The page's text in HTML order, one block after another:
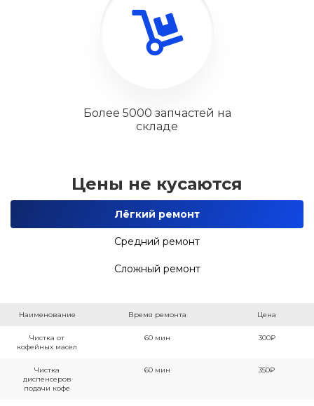
Более 5000 запчастей на
складе
Цены не кусаются
Лёгкий ремонт
Средний ремонт
Сложный ремонт
Наименование Время ремонта Цена
Чистка от
кофейных масел
60 мин 300₽
Чистка
диспенсеров
подачи кофе
60 мин 350₽